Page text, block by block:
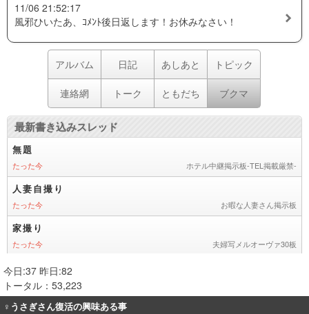
11/06 21:52:17
風邪ひいたあ、ｺﾒﾝﾄ後日返します！お休みなさい！
アルバム 日記 あしあと トピック
連絡網 トーク ともだち ブクマ
今日:37 昨日:82
トータル：53,223
♀うさぎさん復活の興味ある事